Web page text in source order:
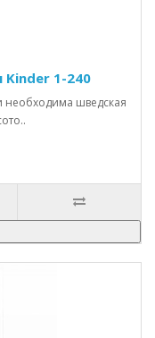
Kinder 1-240
необходима шведская